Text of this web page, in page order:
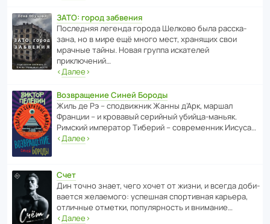
ЗАТО: город забвения
После­дняя легенда города Шелково была расска­
зана, но в мире ещё много мест, хранящих свои
мрачные тайны. Новая группа иска­телей
приключений…
‹Далее›
Возвращение Синей Бороды
Жиль де Рэ – спод­ви­жник Жанны д’Арк, маршал
Франции – и кровавый серийный убийца-маньяк.
Римский импе­ратор Тиберий – совре­менник Иисуса…
‹Далее›
Счет
Дин точно знает, чего хочет от жизни, и всегда доби­
ва­ется жела­е­мого: успе­шная спор­ти­вная карьера,
отли­чные отметки, попу­ля­р­ность и внимание…
‹Далее›